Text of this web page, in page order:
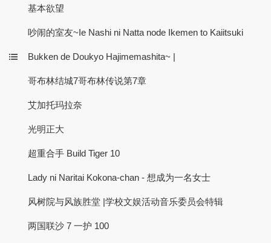
基本欲望
吵闹的室友~Ie Nashi ni Natta node Ikemen to Kaiitsuki
Bukken de Doukyo Hajimemashita~ |
哥布林结城7哥布林传说第7章
艾加托玛拉奈
光明正大
超重合手 Build Tiger 10
Lady ni Naritai Kokona-chan - 想成为一名女士
风树院与风族胜堂 |学校文娱活动音乐委员会特辑
两国联沙 7 一护 100